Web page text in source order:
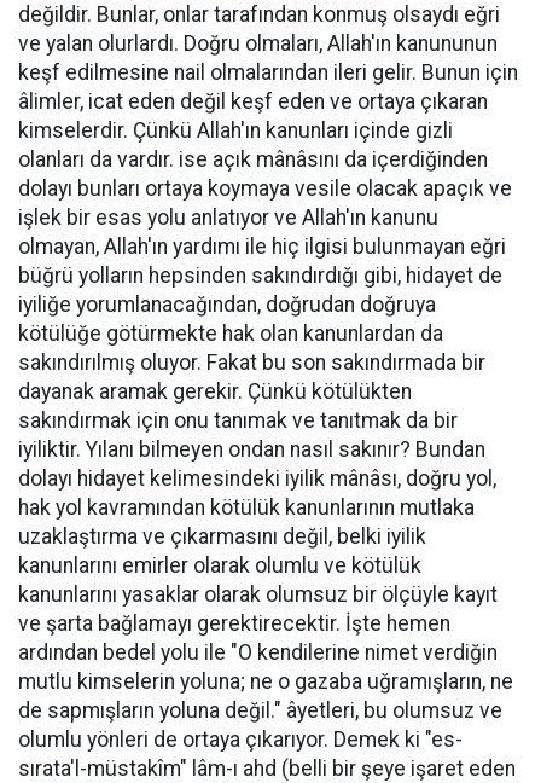
değildir. Bunlar, onlar tarafından konmuş olsaydı eğri
ve yalan olurlardı. Doğru olmaları, Allah'ın kanununun
keşf edilmesine nail olmalarından ileri gelir. Bunun için
âlimler, icat eden değil keşf eden ve ortaya çıkaran
kimselerdir. Çünkü Allah'ın kanunları içinde gizli
olanları da vardır. ise açık mânâsını da içerdiğinden
dolayı bunları ortaya koymaya vesile olacak apaçık ve
işlek bir esas yolu anlatıyor ve Allah'ın kanunu
olmayan, Allah'ın yardımı ile hiç ilgisi bulunmayan eğri
büğrü yolların hepsinden sakındırdığı gibi, hidayet de
iyiliğe yorumlanacağından, doğrudan doğruya
kötülüğe götürmekte hak olan kanunlardan da
sakındırılmış oluyor. Fakat bu son sakındırmada bir
dayanak aramak gerekir. Çünkü kötülükten
sakındırmak için onu tanımak ve tanıtmak da bir
iyiliktir. Yılanı bilmeyen ondan nasıl sakınır? Bundan
dolayı hidayet kelimesindeki iyilik mânâsı, doğru yol,
hak yol kavramından kötülük kanunlarının mutlaka
uzaklaştırma ve çıkarmasını değil, belki iyilik
kanunlarını emirler olarak olumlu ve kötülük
kanunlarını yasaklar olarak olumsuz bir ölçüyle kayıt
ve şarta bağlamayı gerektirecektir. İşte hemen
ardından bedel yolu ile "O kendilerine nimet verdiğin
mutlu kimselerin yoluna; ne o gazaba uğramışların, ne
de sapmışların yoluna değil." âyetleri, bu olumsuz ve
olumlu yönleri de ortaya çıkarıyor. Demek ki "es-
sırata'l-müstakîm" lâm-ı ahd (belli bir şeye işaret eden